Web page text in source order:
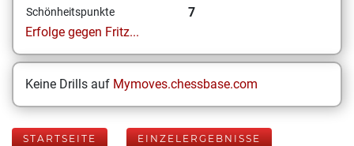
Schönheitspunkte
7
Erfolge gegen Fritz...
Keine Drills auf Mymoves.chessbase.com
STARTSEITE EINZELERGEBNISSE